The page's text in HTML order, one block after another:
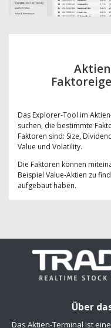
Das Explorer-Tool im
suchen, die bestimmte
Faktoren sind: Size,
Value und Volatility.
Die Faktoren können
Beispiel Value-Aktien zu
aufgebaut haben.
Über
Das Aktien-Terminal ist